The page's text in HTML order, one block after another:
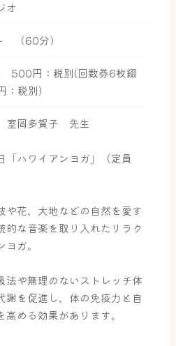
サウナ・岩盤浴
オ
（60分）
500円：税別(回数券6枚綴
：税別)
室岡多賀子 先生
「ハワイアンヨガ」（定員
や花、大地などの自然を愛す
的な音楽を取り入れたリラク
ガ。
法や無理のないストレッチ体
謝を促進し、体の免疫力と自
高める効果があります。